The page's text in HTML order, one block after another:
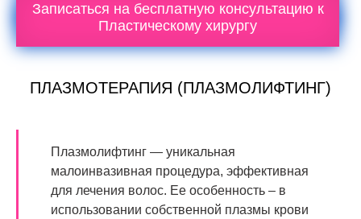
Записаться на бесплатную консультацию к
Пластическому хирургу
ПЛАЗМОТЕРАПИЯ (ПЛАЗМОЛИФТИНГ)
Плазмолифтинг — уникальная
малоинвазивная процедура, эффективная
для лечения волос. Ее особенность – в
использовании собственной плазмы крови